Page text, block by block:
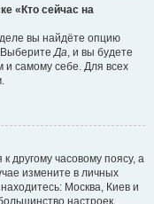
«Кто сейчас на
вы найдёте опцию
ВыберитеДа, и вы будете
самому себе. Для всех
другому часовому поясу, а
измените в личных
Москва, Киев и
настроек,